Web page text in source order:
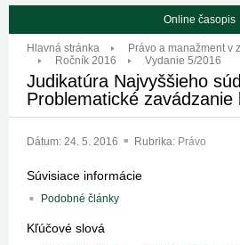
Online časopis
Hlavná stránka
Právo a manažment v
Ročník 2016
Vydanie 5/2016
Judikatúra Najvyššieho
Problematické zavádzanie
Dátum: 24. 5. 2016 Rubrika: Právo
Súvisiace informácie
Podobné články
Kľúčové slová